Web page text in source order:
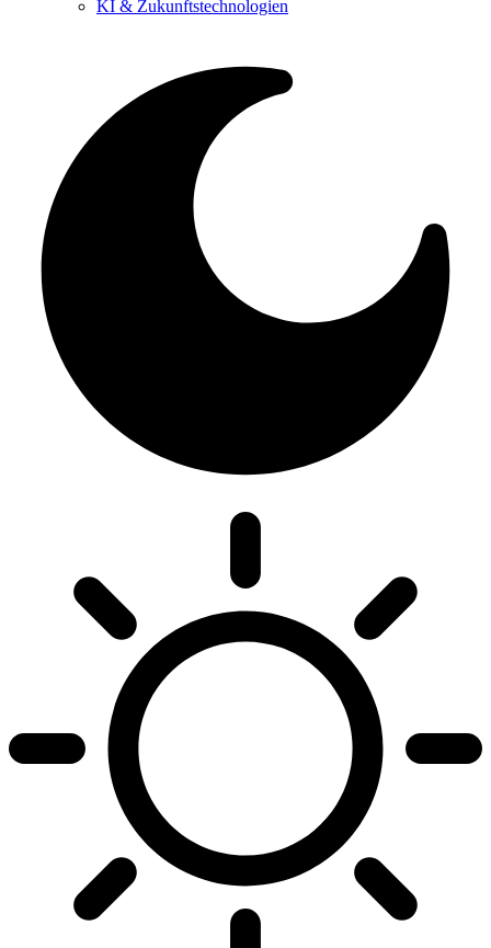
KI & Zukunftstechnologien